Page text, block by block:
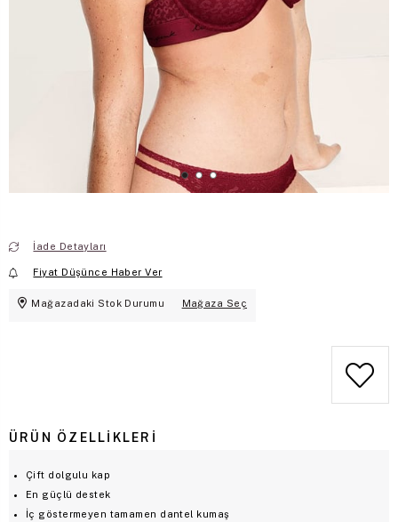
İade Detayları
Fiyat Düşünce Haber Ver
Mağazadaki Stok Durumu Mağaza Seç
ÜRÜN ÖZELLIKLERI
Çift dolgulu kap
En güçlü destek
İç göstermeyen tamamen dantel kumaş